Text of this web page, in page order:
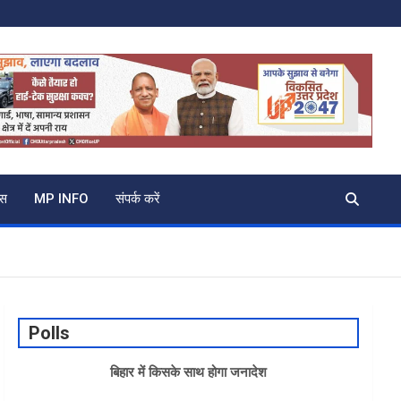
MP INFO संपर्क करें
Polls
बिहार में किसके साथ होगा जनादेश